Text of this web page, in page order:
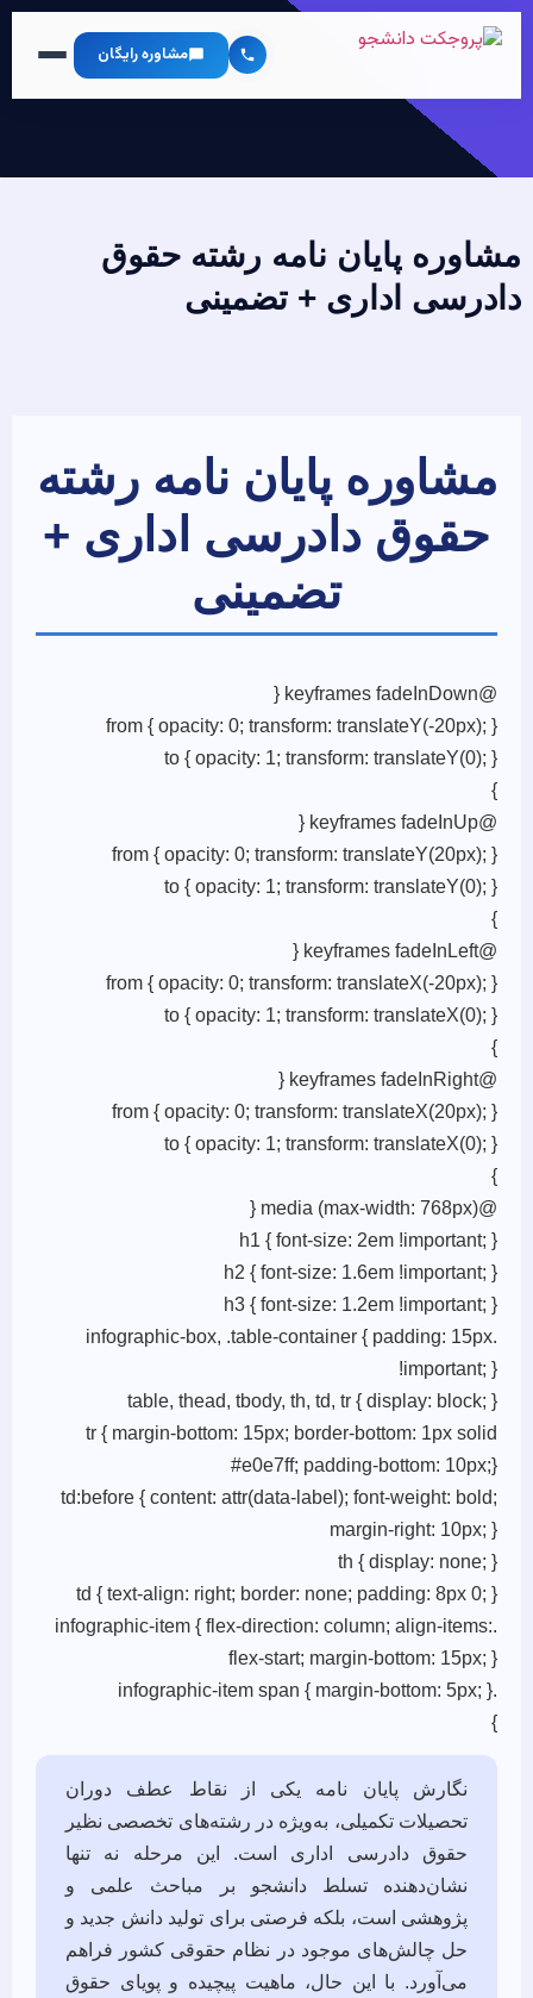
مشاوره رایگان
مشاوره پایان نامه رشته حقوق
دادرسی اداری + تضمینی
مشاوره پایان نامه رشته
حقوق دادرسی اداری +
تضمینی
@keyframes fadeInDown {
from { opacity: 0; transform: translateY(-20px); }
to { opacity: 1; transform: translateY(0); }
}
@keyframes fadeInUp {
from { opacity: 0; transform: translateY(20px); }
to { opacity: 1; transform: translateY(0); }
}
@keyframes fadeInLeft {
from { opacity: 0; transform: translateX(-20px); }
to { opacity: 1; transform: translateX(0); }
}
@keyframes fadeInRight {
from { opacity: 0; transform: translateX(20px); }
to { opacity: 1; transform: translateX(0); }
}
@media (max-width: 768px) {
h1 { font-size: 2em !important; }
h2 { font-size: 1.6em !important; }
h3 { font-size: 1.2em !important; }
.infographic-box, .table-container { padding: 15px
!important; }
table, thead, tbody, th, td, tr { display: block; }
tr { margin-bottom: 15px; border-bottom: 1px solid
#e0e7ff; padding-bottom: 10px;}
td:before { content: attr(data-label); font-weight: bold;
margin-right: 10px; }
th { display: none; }
td { text-align: right; border: none; padding: 8px 0; }
.infographic-item { flex-direction: column; align-items:
flex-start; margin-bottom: 15px; }
.infographic-item span { margin-bottom: 5px; }
}
نگارش پایان نامه یکی از نقاط عطف دوران
تحصیلات تکمیلی، به‌ویژه در رشته‌های تخصصی نظیر
حقوق دادرسی اداری است. این مرحله نه تنها
نشان‌دهنده تسلط دانشجو بر مباحث علمی و
پژوهشی است، بلکه فرصتی برای تولید دانش جدید و
حل چالش‌های موجود در نظام حقوقی کشور فراهم
می‌آورد. با این حال، ماهیت پیچیده و پویای حقوق